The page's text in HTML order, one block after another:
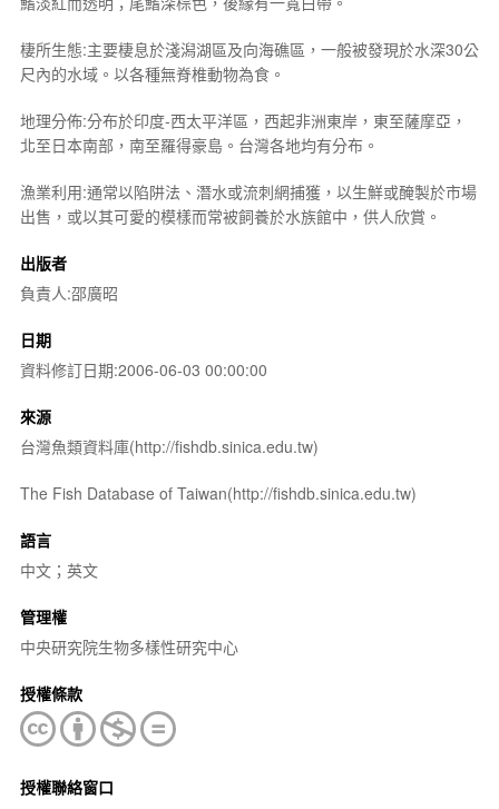
棲所生態:主要棲息於淺潟湖區及向海礁區，一般被發現於水深30公
尺內的水域。以各種無脊椎動物為食。
地理分佈:分布於印度-西太平洋區，西起非洲東岸，東至薩摩亞，
北至日本南部，南至羅得豪島。台灣各地均有分布。
漁業利用:通常以陷阱法、潛水或流刺網捕獲，以生鮮或醃製於市場
出售，或以其可愛的模樣而常被飼養於水族館中，供人欣賞。
出版者
負責人:邵廣昭
日期
資料修訂日期:2006-06-03 00:00:00
來源
台灣魚類資料庫(http://fishdb.sinica.edu.tw)
The Fish Database of Taiwan(http://fishdb.sinica.edu.tw)
語言
中文；英文
管理權
中央研究院生物多樣性研究中心
授權條款
授權聯絡窗口